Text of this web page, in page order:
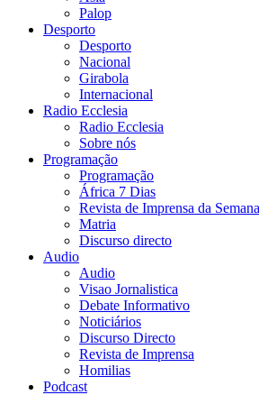
Palop
Desporto
Desporto
Nacional
Girabola
Internacional
Radio Ecclesia
Radio Ecclesia
Sobre nós
Programação
Programação
África 7 Dias
Revista de Imprensa da Semana
Matria
Discurso directo
Audio
Audio
Visao Jornalistica
Debate Informativo
Noticiários
Discurso Directo
Revista de Imprensa
Homilias
Podcast